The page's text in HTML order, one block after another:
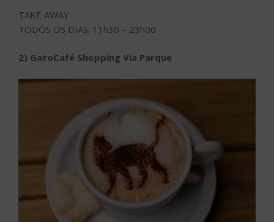
TAKE AWAY:
TODOS OS DIAS: 11h30 – 23h00
2) GatoCafé Shopping Via Parque